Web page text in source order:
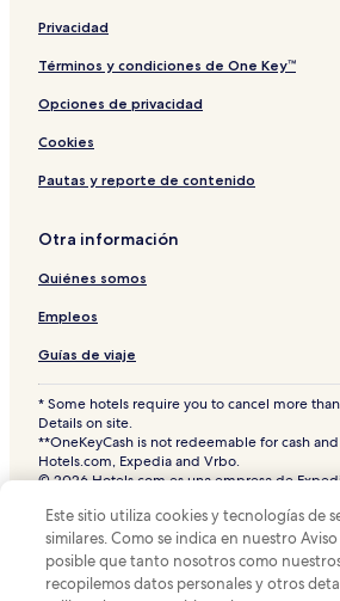
Privacidad
Términos y condiciones de One Key™
Opciones de privacidad
Cookies
Pautas y reporte de contenido
Otra información
Quiénes somos
Empleos
Guías de viaje
* Some hotels require you to cancel more
Details on site.
**OneKeyCash is not redeemable for cash
Hotels.com, Expedia and Vrbo.
© 2026 Hotels.com es una empresa de
Hoteles.com y el logotipo de Hoteles.com son
marcas comerciales registradas de
Este sitio utiliza cookies y tecnologías de
similares. Como se indica en nuestro
posible que tanto nosotros como
recopilemos datos personales y otros